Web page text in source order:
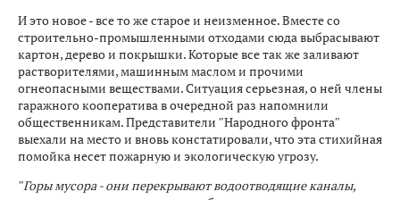
И это новое - все то же старое и неизменное. Вместе со
строительно-промышленными отходами сюда выбрасывают
картон, дерево и покрышки. Которые все так же заливают
растворителями, машинным маслом и прочими
огнеопасными веществами. Ситуация серьезная, о ней члены
гаражного кооператива в очередной раз напомнили
общественникам. Представители ″Народного фронта″
выехали на место и вновь констатировали, что эта стихийная
помойка несет пожарную и экологическую угрозу.
″Горы мусора - они перекрывают водоотводящие каналы,